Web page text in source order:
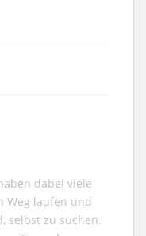
dabei viele
Weg laufen und
selbst zu suchen.